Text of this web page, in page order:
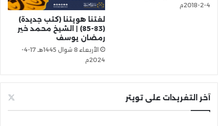
4-2-2018م
لغتنا هويتنا (كتب جديدة)
(83-85) | الشيخ محمد خير
رمضان يوسف
الأربعاء 8 شوال 1445هـ 17-4-
2024م
آخر التغريدات على تويتر